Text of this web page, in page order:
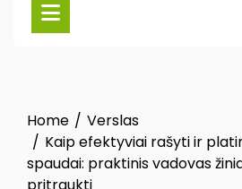
Home
Verslas
Kaip efektyviai rašyti ir
spaudai: praktinis vadovas